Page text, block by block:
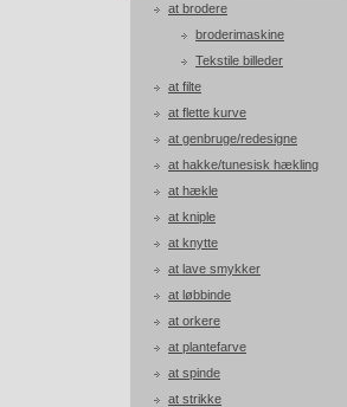
at brodere
broderimaskine
Tekstile billeder
at filte
at flette kurve
at genbruge/redesigne
at hakke/tunesisk hækling
at hækle
at kniple
at knytte
at lave smykker
at løbbinde
at orkere
at plantefarve
at spinde
at strikke